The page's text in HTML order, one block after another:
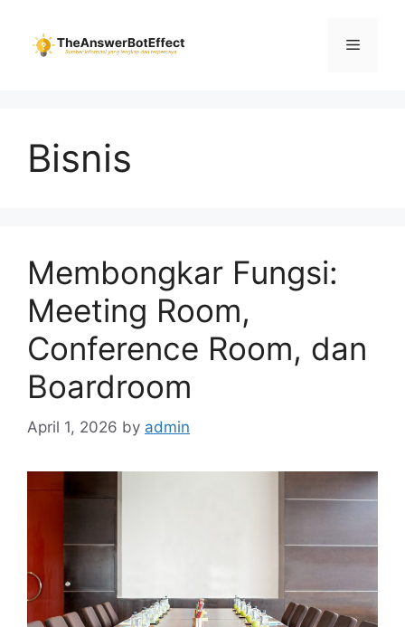
content
Menu
Bisnis
Membongkar Fungsi:
Meeting Room,
Conference Room, dan
Boardroom
April 1, 2026 by admin